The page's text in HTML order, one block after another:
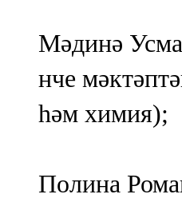
Мәдинә
нче
һәм химия);
Полина